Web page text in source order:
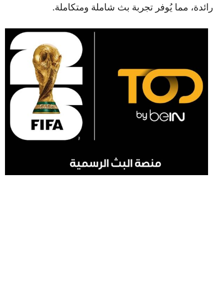
رائدة، مما يُوفر تجربة بث شاملة ومتكاملة.